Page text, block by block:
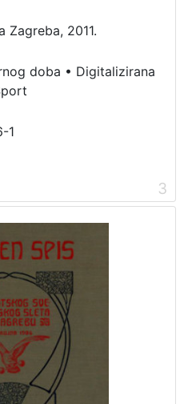
Zagreba, 2011.
doba • Digitalizirana
1
3